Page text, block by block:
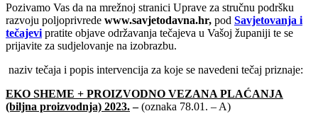
Pozivamo Vas da na mrežnoj stranici Uprave za stručnu podršku
razvoju poljoprivrede www.savjetodavna.hr, pod Savjetovanja i
tečajevi pratite objave održavanja tečajeva u Vašoj županiji te se
prijavite za sudjelovanje na izobrazbu.
naziv tečaja i popis intervencija za koje se navedeni tečaj priznaje:
EKO SHEME + PROIZVODNO VEZANA PLAĆANJA
(biljna proizvodnja) 2023.–(oznaka 78.01. – A)